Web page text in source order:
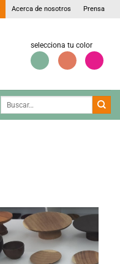
Acerca de nosotros Prensa
selecciona tu color